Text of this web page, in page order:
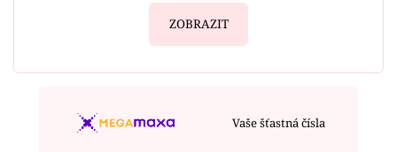
ZOBRAZIT
Vaše šťastná čísla